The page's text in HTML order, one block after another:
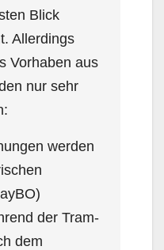
Blick
Allerdings
Vorhaben aus
nur sehr
werden
der Tram-
dem